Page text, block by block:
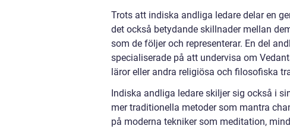
Trots att indiska andliga ledare delar en
det också betydande skillnader mellan
som de följer och representerar. En del
specialiserade på att undervisa om
läror eller andra religiösa och filosofiska
Indiska andliga ledare skiljer sig också i
mer traditionella metoder som mantra
på moderna tekniker som meditation,